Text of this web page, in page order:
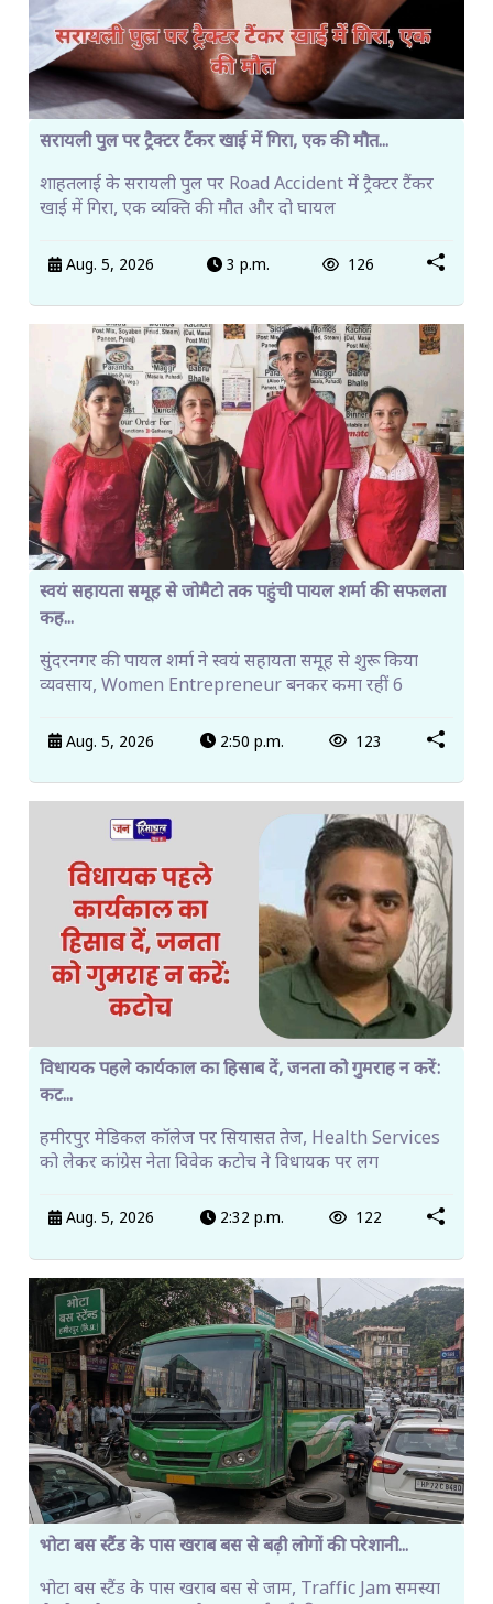
सरायली पुल पर ट्रैक्टर टैंकर खाई में गिरा, एक की मौत...
शाहतलाई के सरायली पुल पर Road Accident में ट्रैक्टर टैंकर
खाई में गिरा, एक व्यक्ति की मौत और दो घायल
Aug. 5, 2026 3 p.m. 126
स्वयं सहायता समूह से जोमैटो तक पहुंची पायल शर्मा की सफलता
कह...
सुंदरनगर की पायल शर्मा ने स्वयं सहायता समूह से शुरू किया
व्यवसाय, Women Entrepreneur बनकर कमा रहीं 6
Aug. 5, 2026 2:50 p.m. 123
विधायक पहले कार्यकाल का हिसाब दें, जनता को गुमराह न करें:
कट...
हमीरपुर मेडिकल कॉलेज पर सियासत तेज, Health Services
को लेकर कांग्रेस नेता विवेक कटोच ने विधायक पर लग
Aug. 5, 2026 2:32 p.m. 122
भोटा बस स्टैंड के पास खराब बस से बढ़ी लोगों की परेशानी...
भोटा बस स्टैंड के पास खराब बस से जाम, Traffic Jam समस्या